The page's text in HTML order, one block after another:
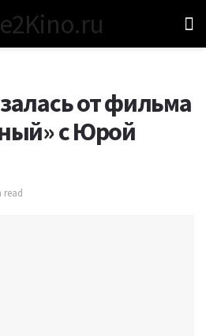
от фильма
с Юрой
read